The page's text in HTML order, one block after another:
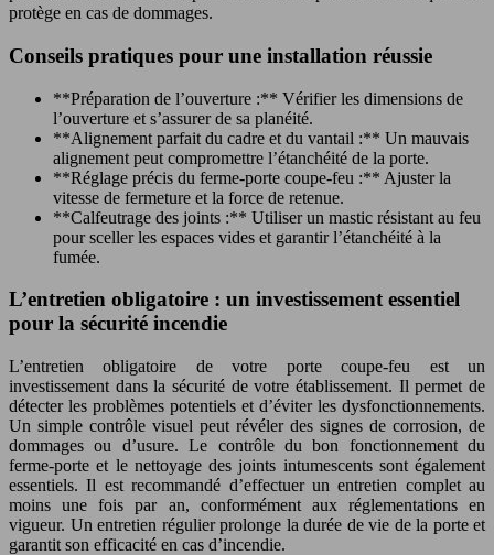
protège en cas de dommages.
Conseils pratiques pour une installation réussie
**Préparation de l’ouverture :** Vérifier les dimensions de
l’ouverture et s’assurer de sa planéité.
**Alignement parfait du cadre et du vantail :** Un mauvais
alignement peut compromettre l’étanchéité de la porte.
**Réglage précis du ferme-porte coupe-feu :** Ajuster la
vitesse de fermeture et la force de retenue.
**Calfeutrage des joints :** Utiliser un mastic résistant au feu
pour sceller les espaces vides et garantir l’étanchéité à la
fumée.
L’entretien obligatoire : un investissement essentiel
pour la sécurité incendie
L’entretien obligatoire de votre porte coupe-feu est un
investissement dans la sécurité de votre établissement. Il permet de
détecter les problèmes potentiels et d’éviter les dysfonctionnements.
Un simple contrôle visuel peut révéler des signes de corrosion, de
dommages ou d’usure. Le contrôle du bon fonctionnement du
ferme-porte et le nettoyage des joints intumescents sont également
essentiels. Il est recommandé d’effectuer un entretien complet au
moins une fois par an, conformément aux réglementations en
vigueur. Un entretien régulier prolonge la durée de vie de la porte et
garantit son efficacité en cas d’incendie.